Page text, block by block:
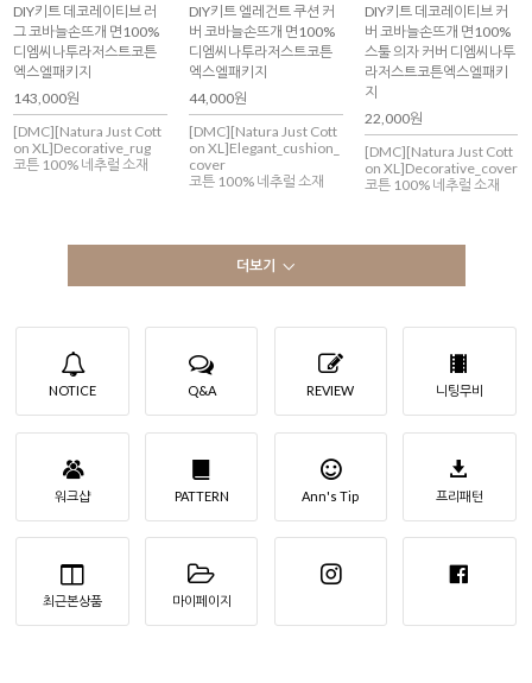
DIY키트 데코레이티브 러
그 코바늘손뜨개 면100%
디엠씨나투라저스트코튼
엑스엘패키지
143,000원
[DMC][Natura Just Cott
on XL]Decorative_rug
코튼 100% 네추럴 소재
DIY키트 엘레건트 쿠션 커
버 코바늘손뜨개 면100%
디엠씨나투라저스트코튼
엑스엘패키지
44,000원
[DMC][Natura Just Cott
on XL]Elegant_cushion_
cover
코튼 100% 네추럴 소재
DIY키트 데코레이티브 커
버 코바늘손뜨개 면100%
스툴 의자 커버 디엠씨나투
라저스트코튼엑스엘패키
지
22,000원
[DMC][Natura Just Cott
on XL]Decorative_cover
코튼 100% 네추럴 소재
더보기
NOTICE Q&A REVIEW 니팅무비
워크샵 PATTERN Ann's Tip 프리패턴
최근본상품 마이페이지